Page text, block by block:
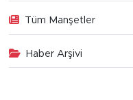
Tüm Manşetler
Haber Arşivi